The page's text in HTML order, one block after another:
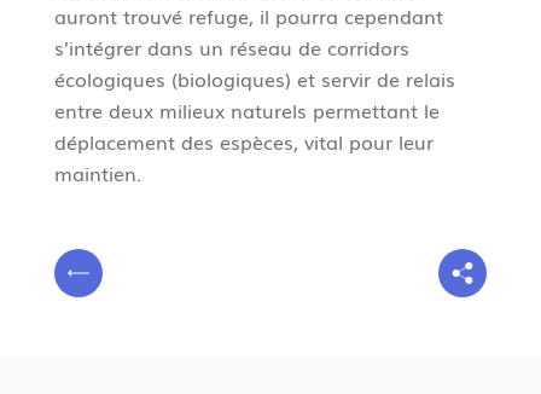
auront trouvé refuge, il pourra cependant
s’intégrer dans un réseau de corridors
écologiques (biologiques) et servir de relais
entre deux milieux naturels permettant le
déplacement des espèces, vital pour leur
maintien.
V
o
P